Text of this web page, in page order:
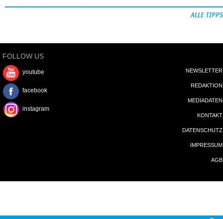
ALLE TIPPS
FOLLOW US
youtube
facebook
instagram
NEWSLETTER
REDAKTION
MEDIADATEN
KONTAKT
DATENSCHUTZ
IMPRESSUM
AGB